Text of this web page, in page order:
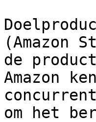
(Amazon
de
Amazon
om het